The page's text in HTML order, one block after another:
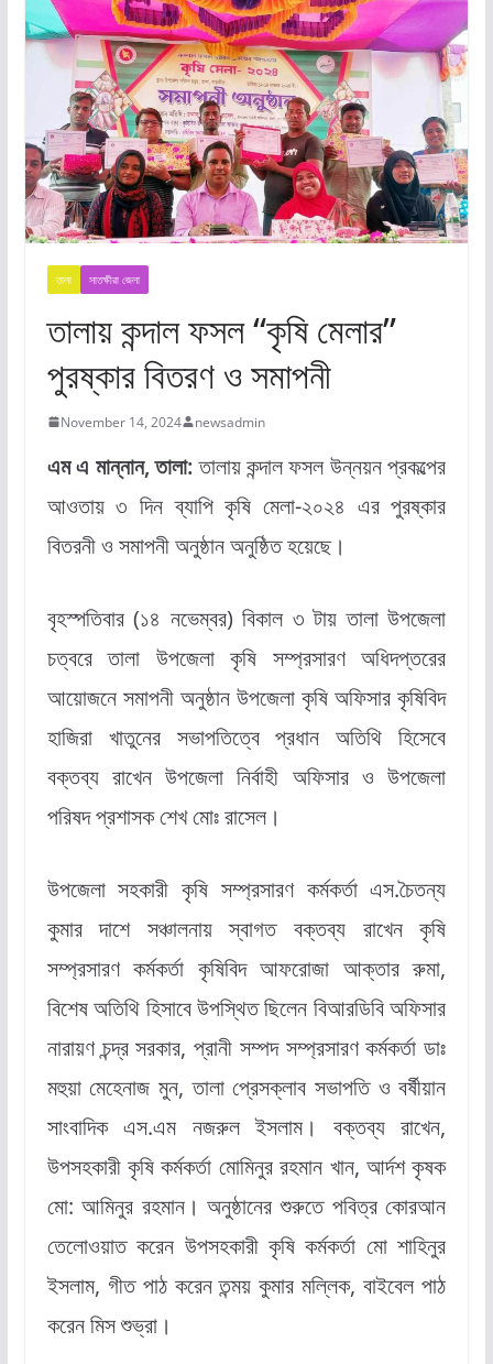
তালা সাতক্ষীরা জেলা
তালায় কন্দাল ফসল “কৃষি মেলার”
পুরষ্কার বিতরণ ও সমাপনী
November 14, 2024 newsadmin
এম এ মান্নান, তালা:তালায় কন্দাল ফসল উন্নয়ন প্রকল্পের
আওতায় ৩ দিন ব্যাপি কৃষি মেলা-২০২৪ এর পুরষ্কার
বিতরনী ও সমাপনী অনুষ্ঠান অনুষ্ঠিত হয়েছে।
বৃহস্পতিবার (১৪ নভেম্বর) বিকাল ৩ টায় তালা উপজেলা
চত্বরে তালা উপজেলা কৃষি সম্প্রসারণ অধিদপ্তরের
আয়োজনে সমাপনী অনুষ্ঠান উপজেলা কৃষি অফিসার কৃষিবিদ
হাজিরা খাতুনের সভাপতিত্বে প্রধান অতিথি হিসেবে
বক্তব্য রাখেন উপজেলা নির্বাহী অফিসার ও উপজেলা
পরিষদ প্রশাসক শেখ মোঃ রাসেল।
উপজেলা সহকারী কৃষি সম্প্রসারণ কর্মকর্তা এস.চৈতন্য
কুমার দাশে সঞ্চালনায় স্বাগত বক্তব্য রাখেন কৃষি
সম্প্রসারণ কর্মকর্তা কৃষিবিদ আফরোজা আক্তার রুমা,
বিশেষ অতিথি হিসাবে উপস্থিত ছিলেন বিআরডিবি অফিসার
নারায়ণ চন্দ্র সরকার, প্রানী সম্পদ সম্প্রসারণ কর্মকর্তা ডাঃ
মহুয়া মেহেনাজ মুন, তালা প্রেসক্লাব সভাপতি ও বর্ষীয়ান
সাংবাদিক এস.এম নজরুল ইসলাম। বক্তব্য রাখেন,
উপসহকারী কৃষি কর্মকর্তা মোমিনুর রহমান খান, আর্দশ কৃষক
মো: আমিনুর রহমান। অনুষ্ঠানের শুরুতে পবিত্র কোরআন
তেলোওয়াত করেন উপসহকারী কৃষি কর্মকর্তা মো শাহিনুর
ইসলাম, গীত পাঠ করেন তন্ময় কুমার মল্লিক, বাইবেল পাঠ
করেন মিস শুভ্রা।